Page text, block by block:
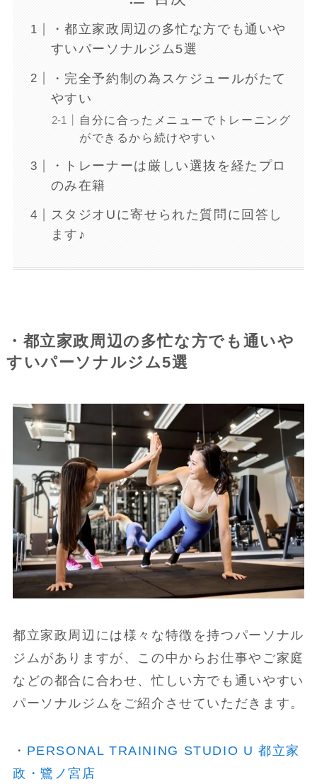
・都立家政周辺の多忙な方でも通いや
すいパーソナルジム5選
・完全予約制の為スケジュールがたて
やすい
自分に合ったメニューでトレーニング
ができるから続けやすい
・トレーナーは厳しい選抜を経たプロ
のみ在籍
スタジオUに寄せられた質問に回答し
ます♪
・都立家政周辺の多忙な方でも通いや
すいパーソナルジム5選
都立家政周辺には様々な特徴を持つパーソナル
ジムがありますが、この中からお仕事やご家庭
などの都合に合わせ、忙しい方でも通いやすい
パーソナルジムをご紹介させていただきます。
・ PERSONAL TRAINING STUDIO U 都立家
政・鷺ノ宮店